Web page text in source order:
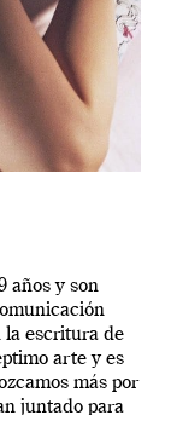
años y son
la escritura de
arte y es
más por
juntado para